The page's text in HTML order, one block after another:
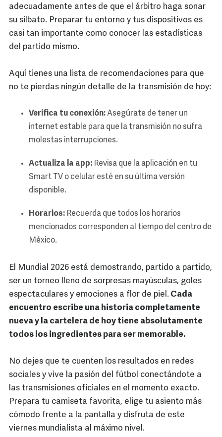
adecuadamente antes de que el árbitro haga sonar
su silbato. Preparar tu entorno y tus dispositivos es
casi tan importante como conocer las estadísticas
del partido mismo.
Aquí tienes una lista de recomendaciones para que
no te pierdas ningún detalle de la transmisión de hoy:
Verifica tu conexión:Asegúrate de tener un
internet estable para que la transmisión no sufra
molestas interrupciones.
Actualiza la app: Revisa que la aplicación en tu
Smart TV o celular esté en su última versión
disponible.
Horarios: Recuerda que todos los horarios
mencionados corresponden al tiempo del centro de
México.
El Mundial 2026 está demostrando, partido a partido,
ser un torneo lleno de sorpresas mayúsculas, goles
espectaculares y emociones a flor de piel. Cada
encuentro escribe una historia completamente
nueva y la cartelera de hoy tiene absolutamente
todos los ingredientes para ser memorable.
No dejes que te cuenten los resultados en redes
sociales y vive la pasión del fútbol conectándote a
las transmisiones oficiales en el momento exacto.
Prepara tu camiseta favorita, elige tu asiento más
cómodo frente a la pantalla y disfruta de este
viernes mundialista al máximo nivel.